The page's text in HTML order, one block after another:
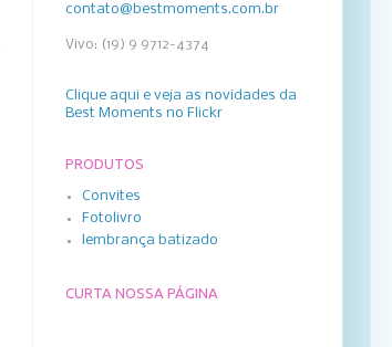
contato@bestmoments.com.br
Vivo: (19) 9 9712-4374
Clique aqui e veja as novidades da
Best Moments no Flickr
PRODUTOS
Convites
Fotolivro
lembrança batizado
CURTA NOSSA PÁGINA